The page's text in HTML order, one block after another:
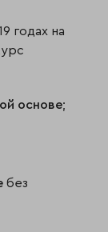
годах на
основе;
без